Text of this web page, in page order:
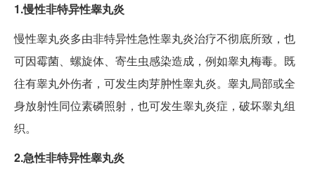
1.慢性非特异性睾丸炎
慢性睾丸炎多由非特异性急性睾丸炎治疗不彻底所致，也
可因霉菌、螺旋体、寄生虫感染造成，例如睾丸梅毒。既
往有睾丸外伤者，可发生肉芽肿性睾丸炎。睾丸局部或全
身放射性同位素磷照射，也可发生睾丸炎症，破坏睾丸组
织。
2.急性非特异性睾丸炎